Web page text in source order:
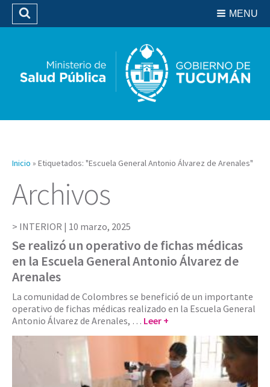
Biblioteca
MENU
Buscar
Inicio » Etiquetados: "Escuela General Antonio Álvarez de Arenales"
Archivos
INTERIOR | 10 marzo, 2025
Se realizó un operativo de fichas médicas
en la Escuela General Antonio Álvarez de
Arenales
La comunidad de Colombres se benefició de un importante
operativo de fichas médicas realizado en la Escuela General
Antonio Álvarez de Arenales, … Leer +